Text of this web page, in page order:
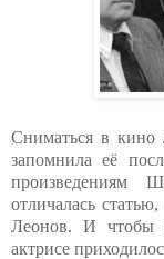
Сниматься в кино
запомнила её
произведениям
отличалась
Леонов. И чтобы
актрисе